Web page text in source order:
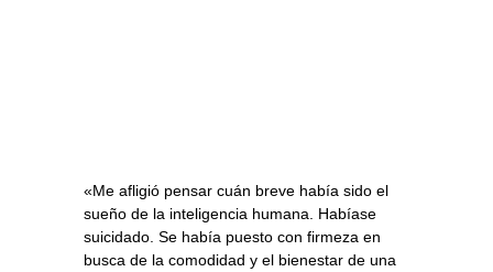
«Me afligió pensar cuán breve había sido el
sueño de la inteligencia humana. Habíase
suicidado. Se había puesto con firmeza en
busca de la comodidad y el bienestar de una